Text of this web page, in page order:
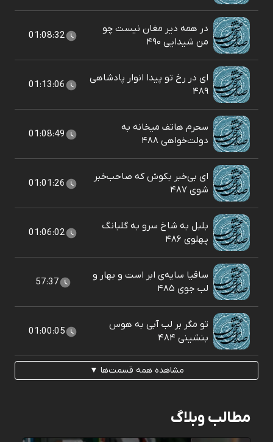
در همه دیر مغان نیست چو
من شیدایی ۴۹۰
01:08:32
ای در رخ تو پیدا انوار پادشاهی
۴۸۹
01:13:06
سحرم هاتف میخانه به
دولت‌خواهی ۴۸۸
01:08:49
ای بی‌خبر بکوش که صاحب‌خبر
شوی ۴۸۷
01:01:26
بلبل به شاخ سرو به گلبانگ
پهلوی ۴۸۶
01:06:02
ساقیا سایه‌ی ابر است و بهار و
لب جوی ۴۸۵
57:37
تو مگر بر لب آبی به هوس
بنشينی ۴۸۴
01:00:05
مشاهده همه قسمت‌ها ▼
مطالب وبلاگ